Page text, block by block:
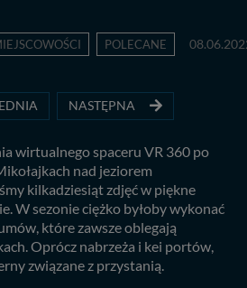
POLECANE
NASTĘPNA
wirtualnego spaceru VR 360 po
nad jeziorem
kilkadziesiąt zdjęć w piękne
W sezonie ciężko byłoby wykonać
które zawsze oblegają
Oprócz nabrzeża i kei portów,
związane z przystanią.